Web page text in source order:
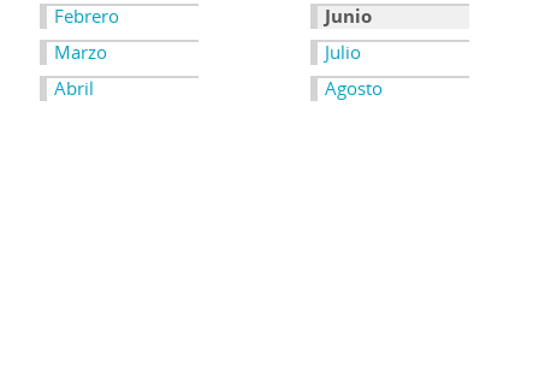
Febrero
Marzo
Abril
Junio
Julio
Agosto